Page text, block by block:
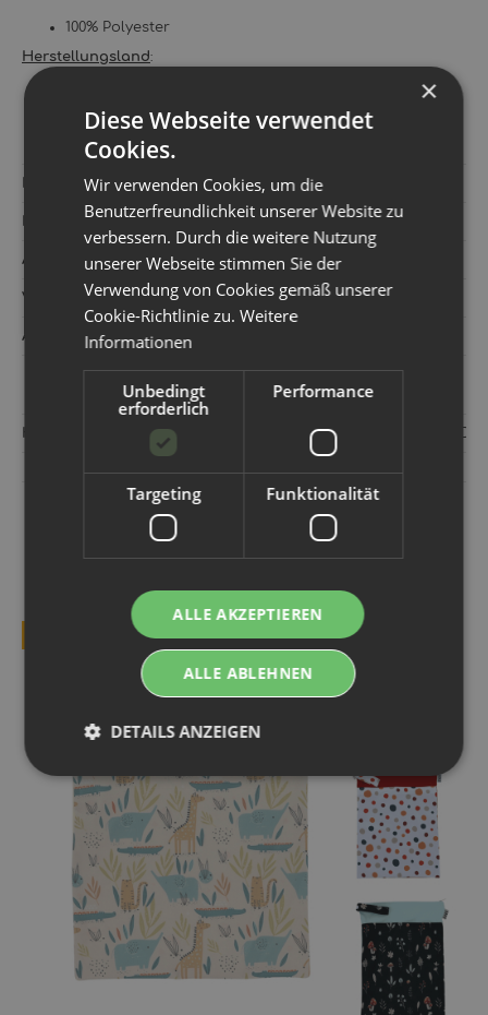
100% Polyester
Herstellungsland:
Hersteller: Avo+Cado
Kategorie: Zubehör
Artikelnummer: 751198
Versandgewicht‍: 0,09 kg
Artikelgewicht‍:
Minzze GmbH Niederkircher Str. 12 54294 Trier
KUNDEN KAUFTEN DAZU FOLGENDE
×
Diese Webseite verwendet
Cookies.
Wir verwenden Cookies, um die
Benutzerfreundlichkeit unserer Website zu
verbessern. Durch die weitere Nutzung
unserer Webseite stimmen Sie der
Verwendung von Cookies gemäß unserer
Cookie-Richtlinie zu.Weitere
Informationen
Unbedingt
erforderlich
Performance
Targeting Funktionalität
ALLE AKZEPTIEREN
ALLE ABLEHNEN
DETAILS ANZEIGEN